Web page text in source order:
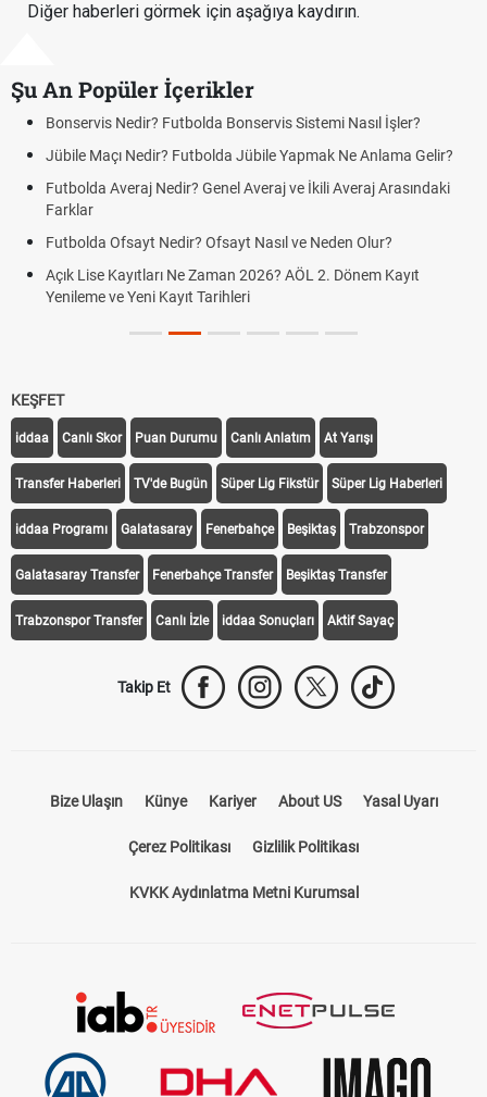
Diğer haberleri görmek için aşağıya kaydırın.
Şu An Popüler İçerikler
Bonservis Nedir? Futbolda Bonservis Sistemi Nasıl İşler?
Jübile Maçı Nedir? Futbolda Jübile Yapmak Ne Anlama Gelir?
Futbolda Averaj Nedir? Genel Averaj ve İkili Averaj Arasındaki
Farklar
Futbolda Ofsayt Nedir? Ofsayt Nasıl ve Neden Olur?
Açık Lise Kayıtları Ne Zaman 2026? AÖL 2. Dönem Kayıt
Yenileme ve Yeni Kayıt Tarihleri
KEŞFET
iddaa Canlı Skor Puan Durumu Canlı Anlatım At Yarışı
Transfer Haberleri TV'de Bugün Süper Lig Fikstür Süper Lig Haberleri
iddaa Programı Galatasaray Fenerbahçe Beşiktaş Trabzonspor
Galatasaray Transfer Fenerbahçe Transfer Beşiktaş Transfer
Trabzonspor Transfer Canlı İzle iddaa Sonuçları Aktif Sayaç
Takip Et
Bize Ulaşın Künye Kariyer About US Yasal Uyarı
Çerez Politikası Gizlilik Politikası
KVKK Aydınlatma Metni Kurumsal